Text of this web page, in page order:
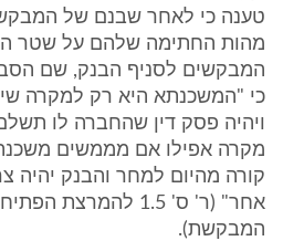
טענה כי לאחר שבנם של
מהות החתימה שלהם על שטר
המבקשים לסניף הבנק, שם
כי "המשכנתא היא רק למקרה
ויהיה פסק דין שהחברה לו
מקרה אפילו אם מממשים
קורה מהיום למחר והבנק יהיה
המבקשת).